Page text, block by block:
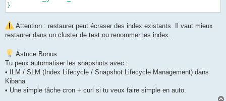
}
Attention : restaurer peut écraser des index existants. Il vaut mieux
restaurer dans un cluster de test ou renommer les index.
Astuce Bonus
Tu peux automatiser les snapshots avec :
• ILM / SLM (Index Lifecycle / Snapshot Lifecycle Management) dans
Kibana
• Une simple tâche cron + curl si tu veux faire simple en auto.